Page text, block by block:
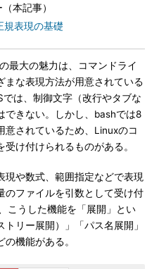
本記事）
規表現の基礎
最大の魅力は、コマンドライ
まな表現方法が用意されている
は、制御文字（改行やタブな
できない。しかし、bashでは8
意されているため、Linuxのコ
け付けられるものがある。
や数式、範囲指定などで表現
のファイルを引数として受け付
こうした機能を「展開」とい
リー展開）」「パス名展開」
の機能がある。